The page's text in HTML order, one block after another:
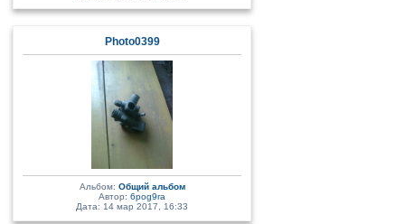
Photo0399
Альбом: Общий альбом
Автор: 6pog9ra
Дата: 14 мар 2017, 16:33